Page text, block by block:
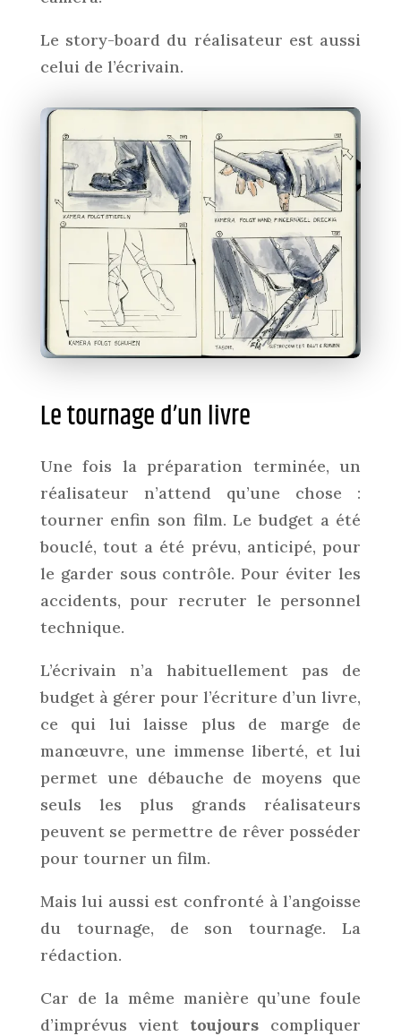
Le story-board du réalisateur est aussi
celui de l’écrivain.
Le tournage d’un livre
Une fois la préparation terminée, un
réalisateur n’attend qu’une chose :
tourner enfin son film. Le budget a été
bouclé, tout a été prévu, anticipé, pour
le garder sous contrôle. Pour éviter les
accidents, pour recruter le personnel
technique.
L’écrivain n’a habituellement pas de
budget à gérer pour l’écriture d’un livre,
ce qui lui laisse plus de marge de
manœuvre, une immense liberté, et lui
permet une débauche de moyens que
seuls les plus grands réalisateurs
peuvent se permettre de rêver posséder
pour tourner un film.
Mais lui aussi est confronté à l’angoisse
du tournage, de son tournage. La
rédaction.
Car de la même manière qu’une foule
d’imprévus vient toujours compliquer